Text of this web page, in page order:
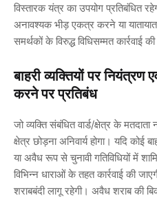
विस्तारक यंत्र का उपयोग प्रतिबंधित
अनावश्यक भीड़ एकत्र करने या
समर्थकों के विरुद्ध विधिसम्मत कार्रवाई
बाहरी व्यक्तियों पर नियंत्रण
करने पर प्रतिबंध
जो व्यक्ति संबंधित वार्ड/क्षेत्र के
क्षेत्र छोड़ना अनिवार्य होगा। यदि कोई
या अवैध रूप से चुनावी गतिविधियों में
विभिन्न धाराओं के तहत कार्रवाई की
शराबबंदी लागू रहेगी। अवैध शराब की